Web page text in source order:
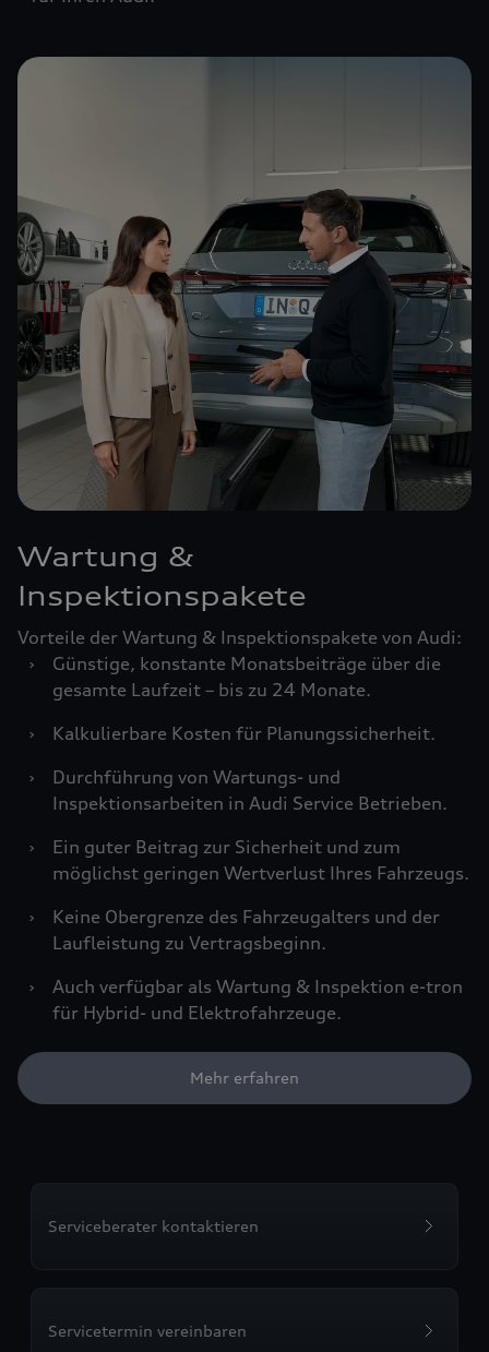
Wartung &
Inspektionspakete
Vorteile der Wartung & Inspektionspakete von Audi:
›
Günstige, konstante Monatsbeiträge über die
gesamte Laufzeit – bis zu 24 Monate.
›
Kalkulierbare Kosten für Planungssicherheit.
›
Durchführung von Wartungs- und
Inspektionsarbeiten in Audi Service Betrieben.
›
Ein guter Beitrag zur Sicherheit und zum
möglichst geringen Wertverlust Ihres Fahrzeugs.
›
Keine Obergrenze des Fahrzeugalters und der
Laufleistung zu Vertragsbeginn.
›
Auch verfügbar als Wartung & Inspektion e-tron
für Hybrid- und Elektrofahrzeuge.
Mehr erfahren
Serviceberater kontaktieren
Servicetermin vereinbaren